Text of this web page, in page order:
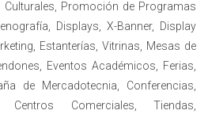
Promoción de Programas
Displays, X-Banner, Display
Estanterías, Vitrinas, Mesas de
Eventos Académicos, Ferias,
de Mercadotecnia, Conferencias,
Centros Comerciales, Tiendas,